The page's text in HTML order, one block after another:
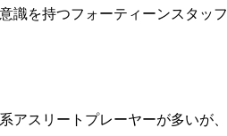
識を持つフォーティーンスタッフ
アスリートプレーヤーが多いが、